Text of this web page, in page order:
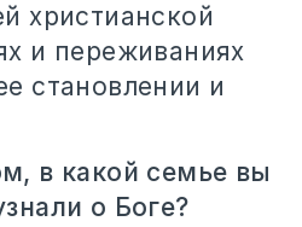
христианской
и переживаниях
становлении и
в какой семье вы
о Боге?